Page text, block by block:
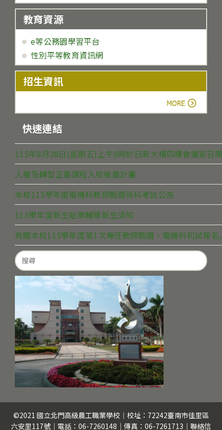
教育資源
e等公務園學習平台
性別平等教育資訊網
招生資訊
快速連結
115年8月28日(星期五)上午9時於日新大樓四樓會議室
人權及轉型正義課程入校推廣計畫
本校115學年度電機科教師甄選術科考試公告
115學年度新生始業輔導新生須知
有關本校115學年度第1次專任教師甄選，電機科初試報
Search
for:
©2021 國立北門高級農工職業學校｜校址：72242臺南市佳里區
六安里117號｜電話：06-7260148｜傳真：06-7261713｜聯絡信